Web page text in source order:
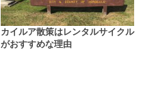
カイルア散策はレンタルサイクル
がおすすめな理由